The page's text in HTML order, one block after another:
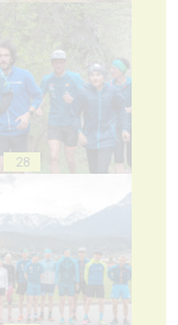
28